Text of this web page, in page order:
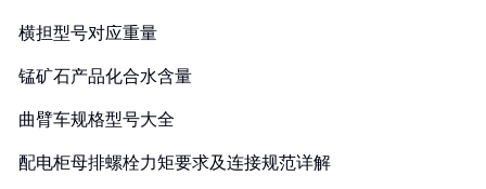
横担型号对应重量
锰矿石产品化合水含量
曲臂车规格型号大全
配电柜母排螺栓力矩要求及连接规范详解